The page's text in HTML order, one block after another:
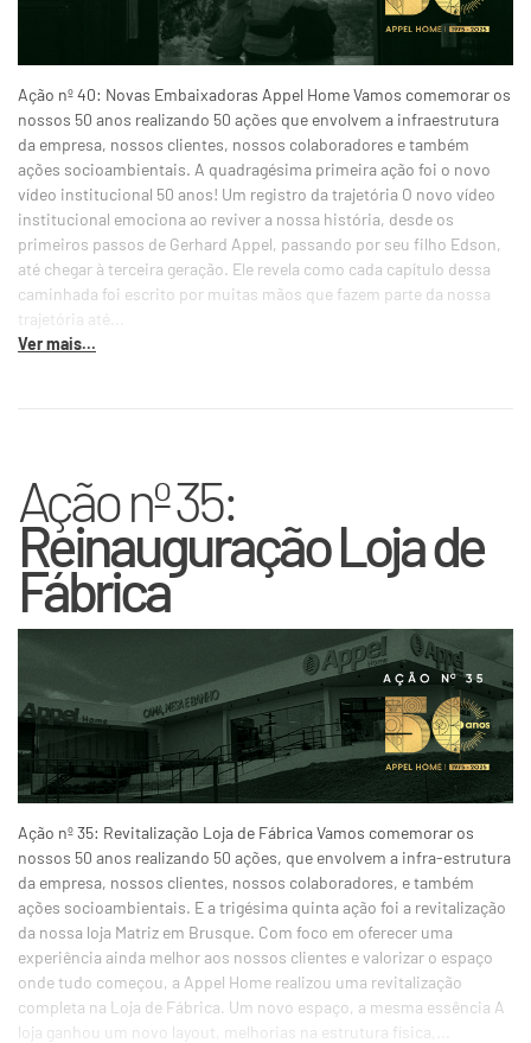
Ação nº 40: Novas Embaixadoras Appel Home Vamos comemorar os
nossos 50 anos realizando 50 ações que envolvem a infraestrutura
da empresa, nossos clientes, nossos colaboradores e também
ações socioambientais. A quadragésima primeira ação foi o novo
vídeo institucional 50 anos! Um registro da trajetória O novo vídeo
institucional emociona ao reviver a nossa história, desde os
primeiros passos de Gerhard Appel, passando por seu filho Edson,
até chegar à terceira geração. Ele revela como cada capítulo dessa
caminhada foi escrito por muitas mãos que fazem parte da nossa
trajetória até...
Ver mais...
Ação nº 35:
Reinauguração Loja de
Fábrica
Ação nº 35: Revitalização Loja de Fábrica Vamos comemorar os
nossos 50 anos realizando 50 ações, que envolvem a infra-estrutura
da empresa, nossos clientes, nossos colaboradores, e também
ações socioambientais. E a trigésima quinta ação foi a revitalização
da nossa loja Matriz em Brusque. Com foco em oferecer uma
experiência ainda melhor aos nossos clientes e valorizar o espaço
onde tudo começou, a Appel Home realizou uma revitalização
completa na Loja de Fábrica. Um novo espaço, a mesma essência A
loja ganhou um novo layout, melhorias na estrutura física,...